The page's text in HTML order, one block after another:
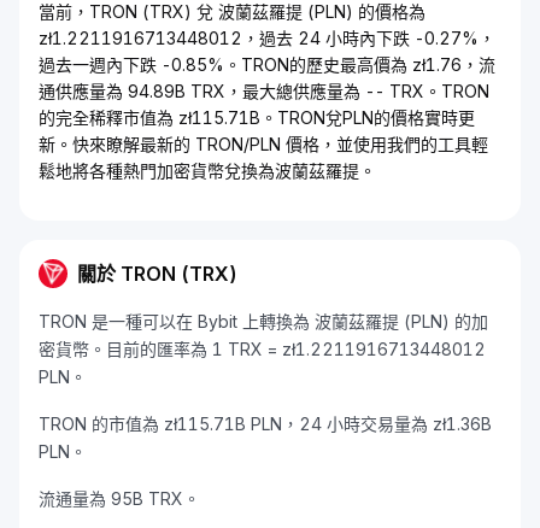
當前，TRON (TRX) 兌 波蘭茲羅提 (PLN) 的價格為
zł1.2211916713448012，過去 24 小時內下跌 -0.27%，
過去一週內下跌 -0.85%。TRON的歷史最高價為 zł1.76，流
通供應量為 94.89B TRX，最大總供應量為 -- TRX。TRON
的完全稀釋市值為 zł115.71B。TRON兌PLN的價格實時更
新。快來瞭解最新的 TRON/PLN 價格，並使用我們的工具輕
鬆地將各種熱門加密貨幣兌換為波蘭茲羅提。
關於 TRON (TRX)
TRON 是一種可以在 Bybit 上轉換為 波蘭茲羅提 (PLN) 的加
密貨幣。目前的匯率為 1 TRX = zł1.2211916713448012
PLN。
TRON 的市值為 zł115.71B PLN，24 小時交易量為 zł1.36B
PLN。
流通量為 95B TRX。